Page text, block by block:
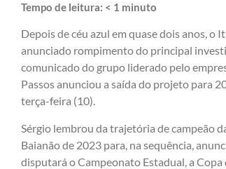
Tempo de leitura: < 1 minuto
Depois de céu azul em quase dois anos,
anunciado rompimento do principal
comunicado do grupo liderado pelo
Passos anunciou a saída do projeto para
terça-feira (10).
Sérgio lembrou da trajetória de campeão
Baianão de 2023 para, na sequência,
disputará o Campeonato Estadual, a Copa